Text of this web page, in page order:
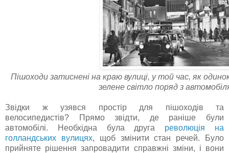
Пішоходи затиснені на краю вулиці, у той час, як
зелене світло поряд з
Звідки ж узявся простір для пішоходів та
велосипедистів? Прямо звідти, де раніше були
автомобілі. Необхідна була друга революція на
голландських вулицях, щоб змінити стан речей. Було
прийняте рішення запровадити справжні зміни, і вони